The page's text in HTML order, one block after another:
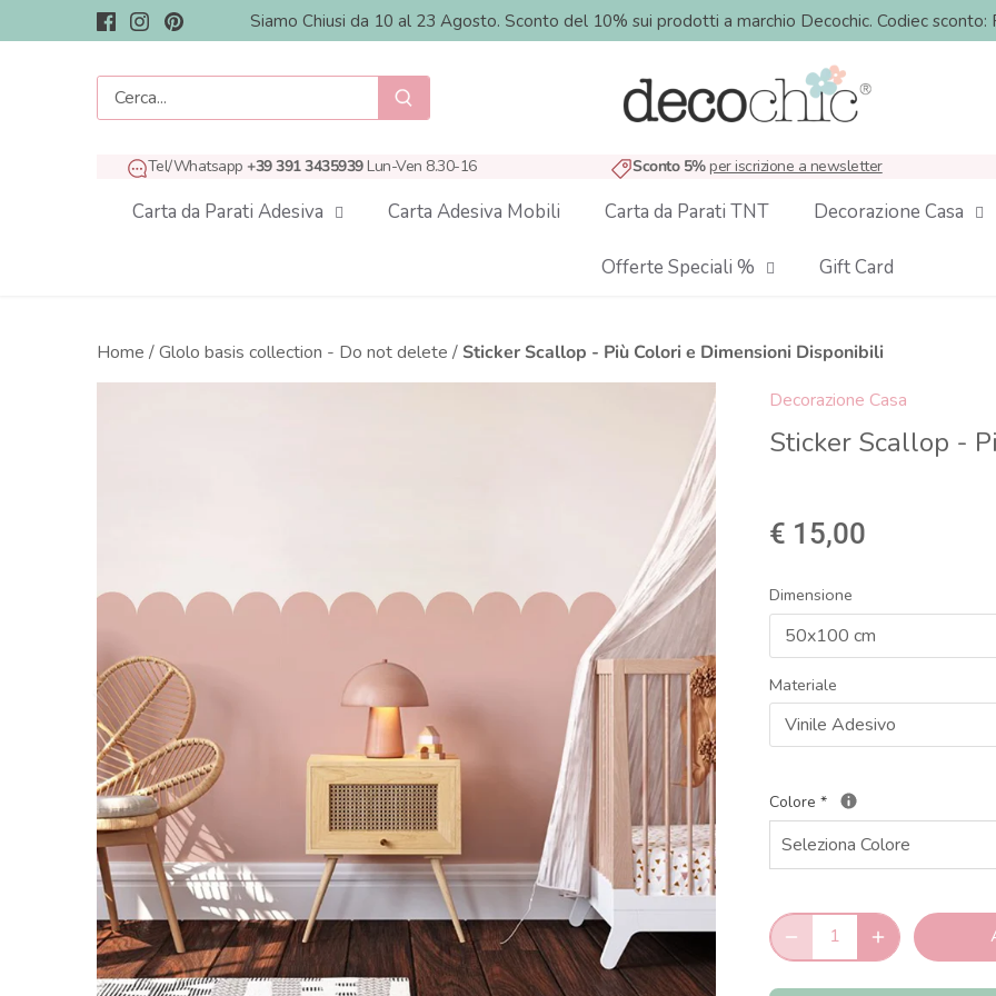
al
Siamo Chiusi da 10 al 23 Agosto. Sconto del 10% sui prodotti a marchio Decochic. Codiec sconto:
Tel/Whatsapp +39 391 3435939Lun-Ven 8.30-16 Sconto 5%per iscrizione a newsletter
Carta da Parati Adesiva Carta Adesiva Mobili Carta da Parati TNT Decorazione Casa
Offerte Speciali % Gift Card
Home /Glolo basis collection - Do not delete / Sticker Scallop - Più Colori e Dimensioni Disponibili
Decorazione Casa
Sticker Scallop -
€ 15,00
Dimensione
50x100 cm
Materiale
Vinile Adesivo
Colore *